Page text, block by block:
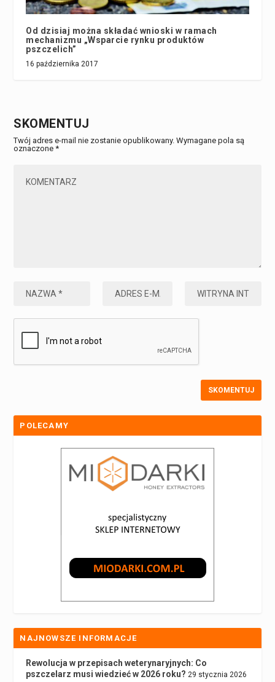
Od dzisiaj można składać wnioski w ramach
mechanizmu „Wsparcie rynku produktów
pszczelich”
16 października 2017
SKOMENTUJ
Twój adres e-mail nie zostanie opublikowany. Wymagane pola są
oznaczone*
POLECAMY
NAJNOWSZE INFORMACJE
Rewolucja w przepisach weterynaryjnych: Co
pszczelarz musi wiedzieć w 2026 roku? 29 stycznia 2026